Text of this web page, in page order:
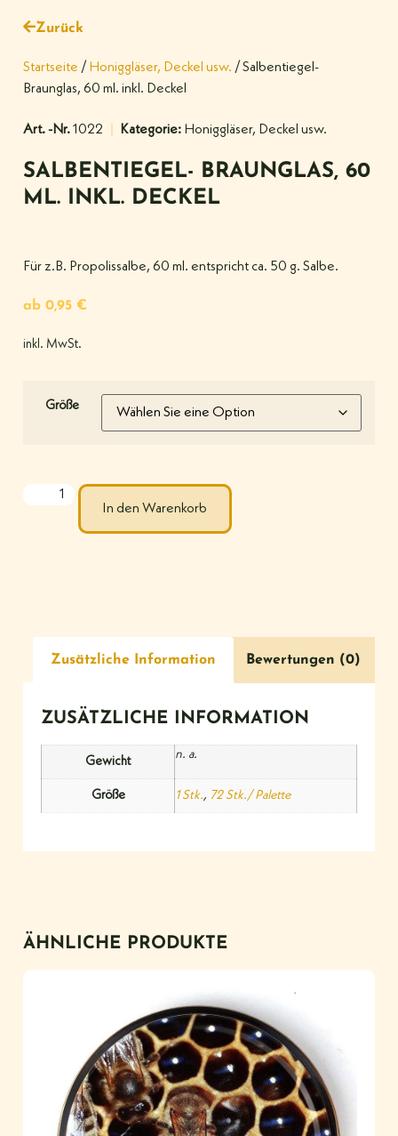
Zurück
Startseite / Honiggläser, Deckel usw. / Salbentiegel-
Braunglas, 60 ml. inkl. Deckel
Art. -Nr.1022 Kategorie: Honiggläser, Deckel usw.
SALBENTIEGEL- BRAUNGLAS, 60
ML. INKL. DECKEL
Für z.B. Propolissalbe, 60 ml. entspricht ca. 50 g. Salbe.
ab 0,95 €
inkl. MwSt.
Größe
In den Warenkorb
Zusätzliche Information Bewertungen (0)
ZUSÄTZLICHE INFORMATION
Gewicht
n. a.
Größe 1 Stk., 72 Stk./ Palette
ÄHNLICHE PRODUKTE